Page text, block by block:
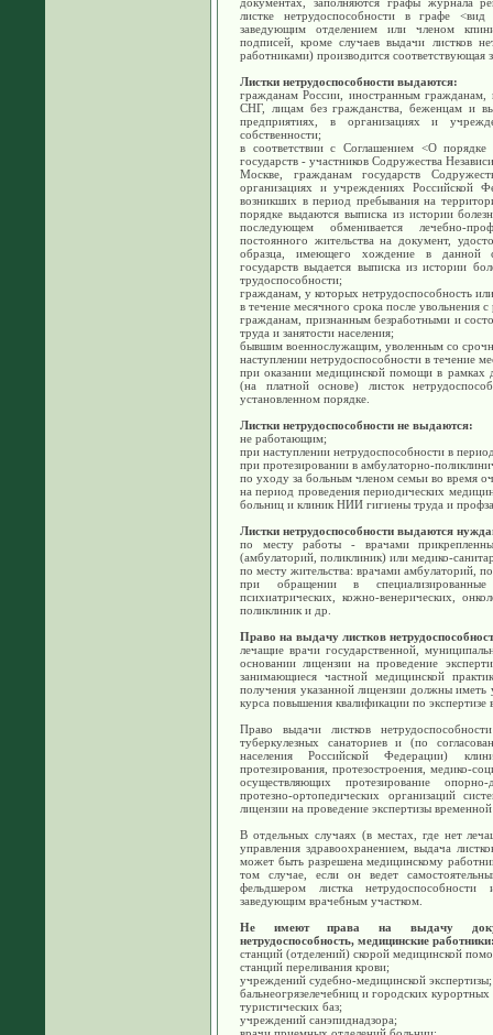
листке нетрудоспособности в графе
заведующим отделением или членом
подписей, кроме случаев выдачи листков
работниками) производится соответствующая
Листки нетрудоспособности выдаются:
гражданам России, иностранным гражданам,
СНГ, лицам без гражданства, беженцам и
предприятиях, в организациях и
собственности;
в соответствии с Соглашением <О
государств - участников Содружества
Москве, гражданам государств
организациях и учреждениях Российской
возникших в период пребывания на
порядке выдаются выписка из истории
последующем обменивается лечебно-
постоянного жительства на документ,
образца, имеющего хождение в данной
государств выдается выписка из истории
трудоспособности;
гражданам, у которых нетрудоспособность
в течение месячного срока после
гражданам, признанным безработными и
труда и занятости населения;
бывшим военнослужащим, уволенным со
наступлении нетрудоспособности в течение
при оказании медицинской помощи в рамках
(на платной основе) листок
установленном порядке.
Листки нетрудоспособности не выдаются:
не работающим;
при наступлении нетрудоспособности в
при протезировании в амбулаторно-
по уходу за больным членом семьи во время
на период проведения периодических
больниц и клиник НИИ гигиены труда и
Листки нетрудоспособности выдаются
по месту работы - врачами
(амбулаторий, поликлиник) или медико-
по месту жительства: врачами амбулаторий,
при обращении в
психиатрических, кожно-венерических,
поликлиник и др.
Право на выдачу листков
лечащие врачи государственной,
основании лицензии на проведение
занимающиеся частной медицинской
получения указанной лицензии должны иметь
курса повышения квалификации по
Право выдачи листков
туберкулезных санаториев и (по
населения Российской Федерации)
протезирования, протезостроения, медико-
осуществляющих протезирование
протезно-ортопедических организаций
лицензии на проведение экспертизы
В отдельных случаях (в местах, где нет
управления здравоохранением, выдача
может быть разрешена медицинскому
том случае, если он ведет
фельдшером листка нетрудоспособности
заведующим врачебным участком.
Не имеют права на выдачу
нетрудоспособность, медицинские
станций (отделений) скорой медицинской
станций переливания крови;
учреждений судебно-медицинской экспертизы;
бальнеогрязелечебниц и городских курортных
туристических баз;
учреждений санэпиднадзора;